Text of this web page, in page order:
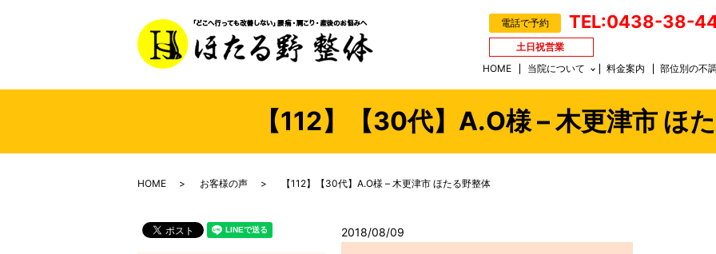
HOME 当院について 料金案内 部位別の不
電話で予約 TEL:0438-38-
土日祝営業
【112】【30代】A.O様 – 木更津市 ほ
HOME お客様の声 【112】【30代】A.O様 – 木更津市 ほたる野整体
2018/08/09